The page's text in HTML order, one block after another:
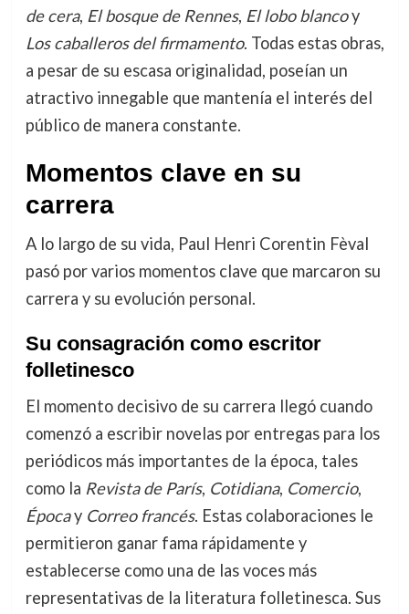
de cera, El bosque de Rennes, El lobo blancoy
Los caballeros del firmamento. Todas estas obras,
a pesar de su escasa originalidad, poseían un
atractivo innegable que mantenía el interés del
público de manera constante.
Momentos clave en su
carrera
A lo largo de su vida, Paul Henri Corentin Fèval
pasó por varios momentos clave que marcaron su
carrera y su evolución personal.
Su consagración como escritor
folletinesco
El momento decisivo de su carrera llegó cuando
comenzó a escribir novelas por entregas para los
periódicos más importantes de la época, tales
como la Revista de París, Cotidiana, Comercio,
Épocay Correo francés. Estas colaboraciones le
permitieron ganar fama rápidamente y
establecerse como una de las voces más
representativas de la literatura folletinesca. Sus